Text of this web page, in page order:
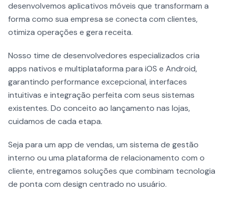
desenvolvemos aplicativos móveis que transformam a
forma como sua empresa se conecta com clientes,
otimiza operações e gera receita.
Nosso time de desenvolvedores especializados cria
apps nativos e multiplataforma para iOS e Android,
garantindo performance excepcional, interfaces
intuitivas e integração perfeita com seus sistemas
existentes. Do conceito ao lançamento nas lojas,
cuidamos de cada etapa.
Seja para um app de vendas, um sistema de gestão
interno ou uma plataforma de relacionamento com o
cliente, entregamos soluções que combinam tecnologia
de ponta com design centrado no usuário.